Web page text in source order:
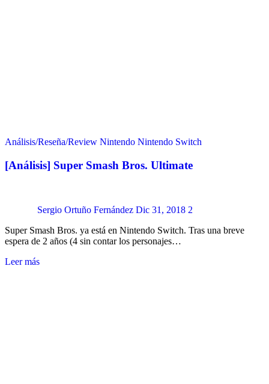
Análisis/Reseña/Review Nintendo Nintendo Switch
[Análisis] Super Smash Bros. Ultimate
Sergio Ortuño Fernández Dic 31, 2018 2
Super Smash Bros. ya está en Nintendo Switch. Tras una breve
espera de 2 años (4 sin contar los personajes…
Leer más